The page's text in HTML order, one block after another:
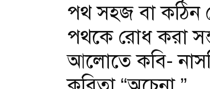
পথ সহজ বা কঠিন
পথকে রোধ করা
আলোতে কবি-